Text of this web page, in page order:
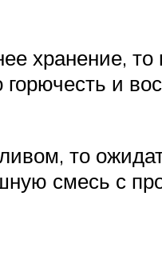
хранение, то
горючесть и
то
смесь с